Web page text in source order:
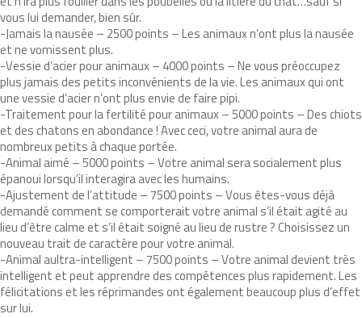
vous lui demander, bien sûr.
-Jamais la nausée – 2500 points – Les animaux n’ont plus la nausée
et ne vomissent plus.
-Vessie d’acier pour animaux – 4000 points – Ne vous préoccupez
plus jamais des petits inconvénients de la vie. Les animaux qui ont
une vessie d’acier n’ont plus envie de faire pipi.
-Traitement pour la fertilité pour animaux – 5000 points – Des chiots
et des chatons en abondance ! Avec ceci, votre animal aura de
nombreux petits à chaque portée.
-Animal aimé – 5000 points – Votre animal sera socialement plus
épanoui lorsqu’il interagira avec les humains.
-Ajustement de l’attitude – 7500 points – Vous êtes-vous déjà
demandé comment se comporterait votre animal s’il était agité au
lieu d’être calme et s’il était soigné au lieu de rustre ? Choisissez un
nouveau trait de caractère pour votre animal.
-Animal aultra-intelligent – 7500 points – Votre animal devient très
intelligent et peut apprendre des compétences plus rapidement. Les
félicitations et les réprimandes ont également beaucoup plus d’effet
sur lui.